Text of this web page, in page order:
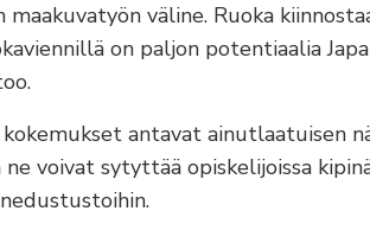
maakuvatyön väline. Ruoka
on paljon potentiaalia
antavat ainutlaatuisen
voivat sytyttää opiskelijoissa